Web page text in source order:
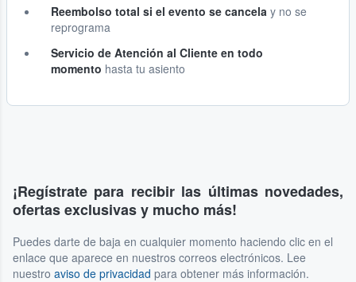
Reembolso total si el evento se cancela y no se
reprograma
Servicio de Atención al Cliente en todo
momento hasta tu asiento
¡Regístrate para recibir las últimas novedades,
ofertas exclusivas y mucho más!
Puedes darte de baja en cualquier momento haciendo clic en el
enlace que aparece en nuestros correos electrónicos. Lee
nuestro aviso de privacidad para obtener más información.